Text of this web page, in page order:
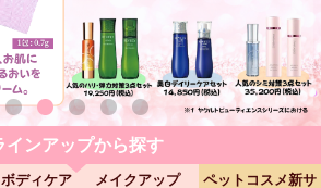
インアップから探す
ディケア メイクアップ
ペットコスメ新サ